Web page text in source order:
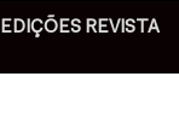
EDIÇÕES REVISTA